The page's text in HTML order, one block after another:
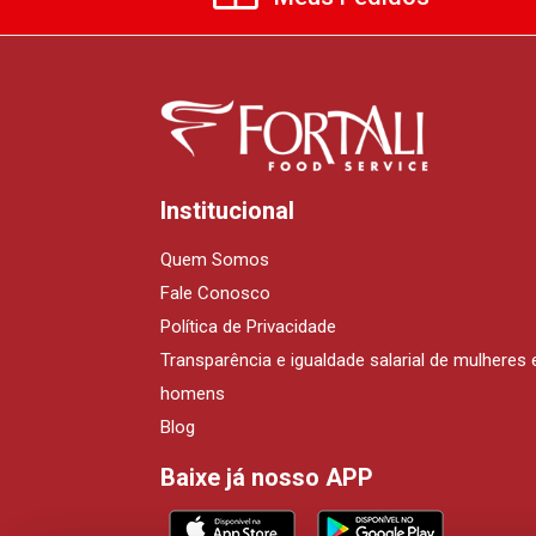
Institucional
Quem Somos
Fale Conosco
Política de Privacidade
Transparência e igualdade salarial de mulheres
homens
Blog
Baixe já nosso APP